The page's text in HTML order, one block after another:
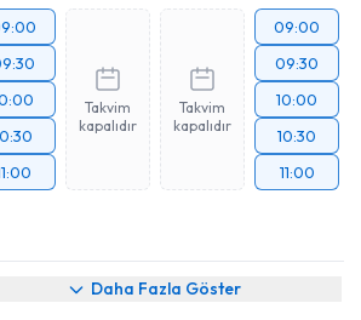
Takvim
kapalıdır
Takvim
kapalıdır
09:00
09:30
10:00
10:30
11:00
Daha Fazla Göster
Talebi